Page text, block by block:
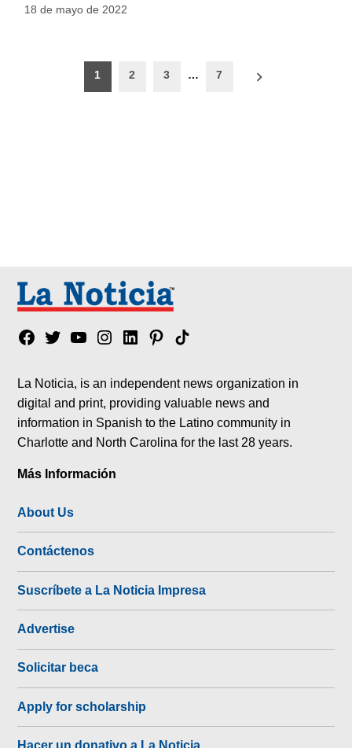
18 de mayo de 2022
Paginación
1 2 3 … 7
Facebook
TwitterYouTubeInstagram
LinkedinPinterest
Tik
La Noticia, is an independent news organization in
digital and print, providing valuable news and
information in Spanish to the Latino community in
Charlotte and North Carolina for the last 28 years.
Más Información
About Us
Contáctenos
Suscríbete a La Noticia Impresa
Advertise
Solicitar beca
Apply for scholarship
Hacer un donativo a La Noticia